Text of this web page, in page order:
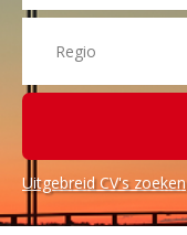
Uitgebreid CV's zoeken